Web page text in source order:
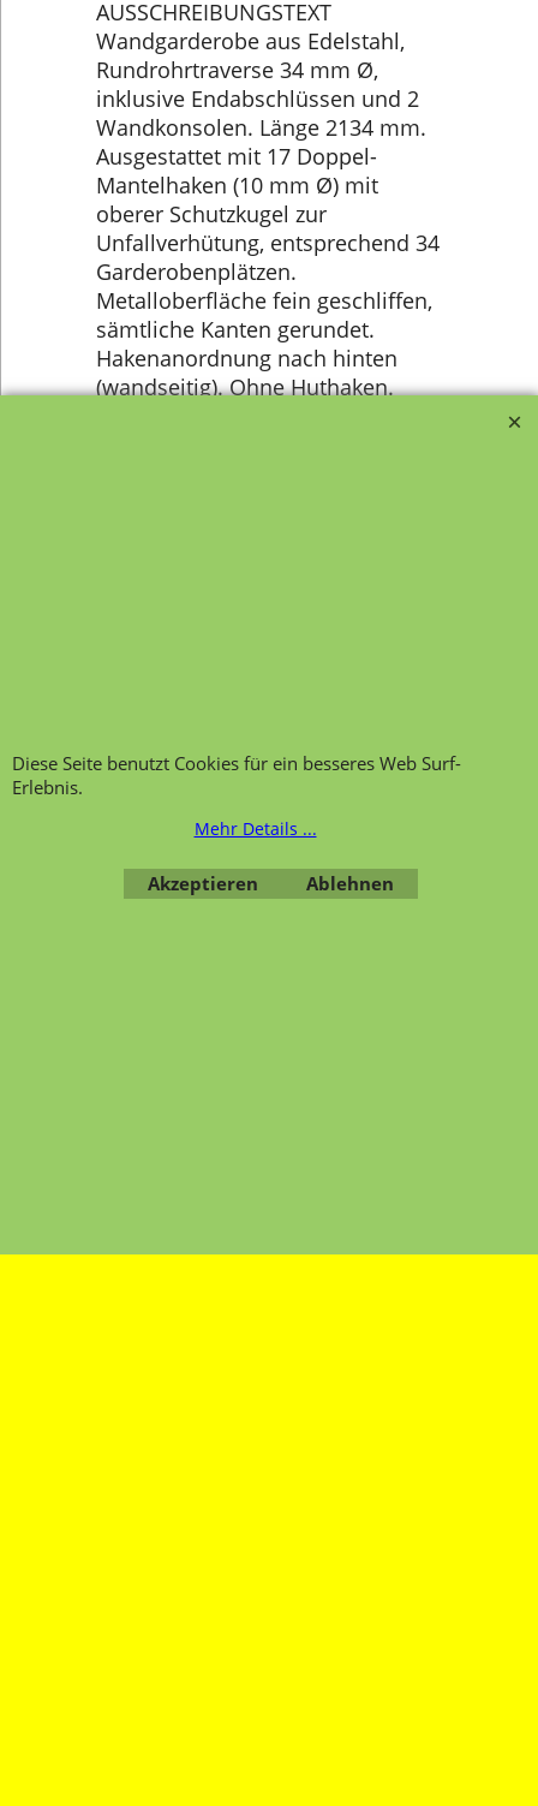
AUSSCHREIBUNGSTEXT
Wandgarderobe aus Edelstahl,
Rundrohrtraverse 34 mm Ø,
inklusive Endabschlüssen und 2
Wandkonsolen. Länge 2134 mm.
Ausgestattet mit 17 Doppel-
Mantelhaken (10 mm Ø) mit
oberer Schutzkugel zur
Unfallverhütung, entsprechend 34
Garderobenplätzen.
Metalloberfläche fein geschliffen,
sämtliche Kanten gerundet.
Hakenanordnung nach hinten
(wandseitig). Ohne Huthaken.
Warenannahme
Impressum
Datenschutzerklärung
Bestellung widerrufen
Diese Seite benutzt Cookies für ein besseres Web Surf-
Erlebnis.
Mehr Details ...
Akzeptieren Ablehnen